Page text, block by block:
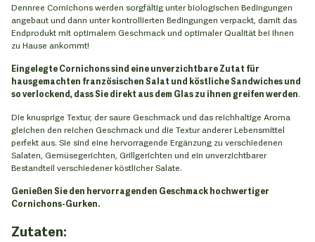
Dennree Cornichons werden sorgfältig unter biologischen Bedingungen
angebaut und dann unter kontrollierten Bedingungen verpackt, damit das
Endprodukt mit optimalem Geschmack und optimaler Qualität bei Ihnen
zu Hause ankommt!
Eingelegte Cornichons sind eine unverzichtbare Zutat für
hausgemachten französischen Salat und köstliche Sandwiches und
so verlockend, dass Sie direkt aus dem Glas zu ihnen greifen werden.
Die knusprige Textur, der saure Geschmack und das reichhaltige Aroma
gleichen den reichen Geschmack und die Textur anderer Lebensmittel
perfekt aus. Sie sind eine hervorragende Ergänzung zu verschiedenen
Salaten, Gemüsegerichten, Grillgerichten und ein unverzichtbarer
Bestandteil verschiedener köstlicher Salate.
Genießen Sie den hervorragenden Geschmack hochwertiger
Cornichons-Gurken.
Zutaten: